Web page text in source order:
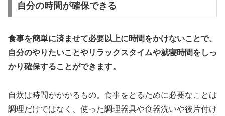
自分の時間が確保できる
食事を簡単に済ませて必要以上に時間をかけないことで、
自分のやりたいことやリラックスタイムや就寝時間をしっ
かり確保することができます。
自炊は時間がかかるもの。食事をとるために必要なことは
調理だけではなく、使った調理器具や食器洗いや後片付け